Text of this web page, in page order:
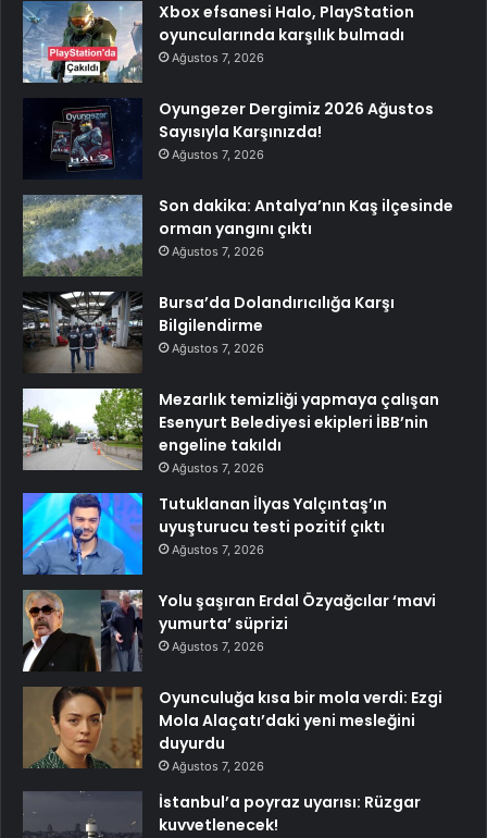
Xbox efsanesi Halo, PlayStation
oyuncularında karşılık bulmadı
Ağustos 7, 2026
Oyungezer Dergimiz 2026 Ağustos
Sayısıyla Karşınızda!
Ağustos 7, 2026
Son dakika: Antalya’nın Kaş ilçesinde
orman yangını çıktı
Ağustos 7, 2026
Bursa’da Dolandırıcılığa Karşı
Bilgilendirme
Ağustos 7, 2026
Mezarlık temizliği yapmaya çalışan
Esenyurt Belediyesi ekipleri İBB’nin
engeline takıldı
Ağustos 7, 2026
Tutuklanan İlyas Yalçıntaş’ın
uyuşturucu testi pozitif çıktı
Ağustos 7, 2026
Yolu şaşıran Erdal Özyağcılar ‘mavi
yumurta’ süprizi
Ağustos 7, 2026
Oyunculuğa kısa bir mola verdi: Ezgi
Mola Alaçatı’daki yeni mesleğini
duyurdu
Ağustos 7, 2026
İstanbul’a poyraz uyarısı: Rüzgar
kuvvetlenecek!